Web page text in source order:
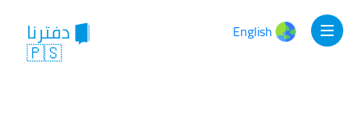
دفترنا
🇵🇸
English